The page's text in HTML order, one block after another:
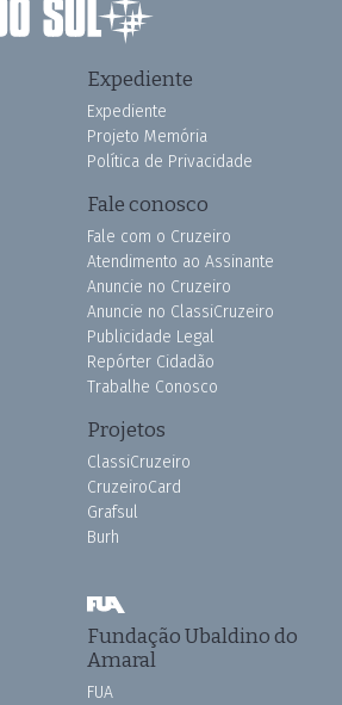
Expediente
Expediente
Projeto Memória
Política de Privacidade
Fale conosco
Fale com o Cruzeiro
Atendimento ao Assinante
Anuncie no Cruzeiro
Anuncie no ClassiCruzeiro
Publicidade Legal
Repórter Cidadão
Trabalhe Conosco
Projetos
ClassiCruzeiro
CruzeiroCard
Grafsul
Burh
Fundação Ubaldino do
Amaral
FUA